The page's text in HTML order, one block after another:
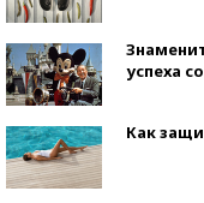
успеха
Как